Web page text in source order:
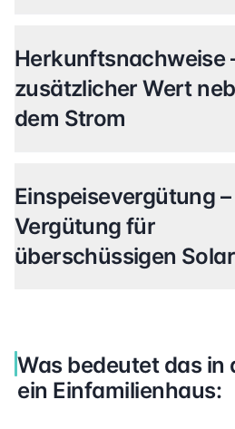
Herkunftsnachweise
zusätzlicher Wert
dem Strom
Einspeisevergütung –
Vergütung für
überschüssigen
Was bedeutet das in
ein Einfamilienhaus: